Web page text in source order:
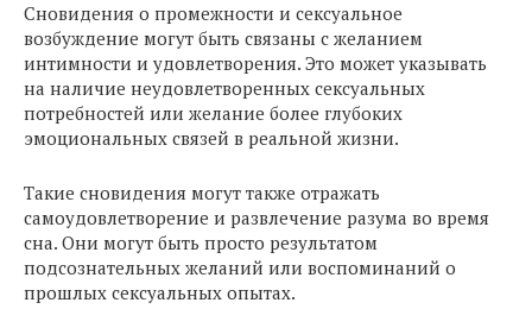
Сновидения о промежности и сексуальное
возбуждение могут быть связаны с желанием
интимности и удовлетворения. Это может указывать
на наличие неудовлетворенных сексуальных
потребностей или желание более глубоких
эмоциональных связей в реальной жизни.
Такие сновидения могут также отражать
самоудовлетворение и развлечение разума во время
сна. Они могут быть просто результатом
подсознательных желаний или воспоминаний о
прошлых сексуальных опытах.